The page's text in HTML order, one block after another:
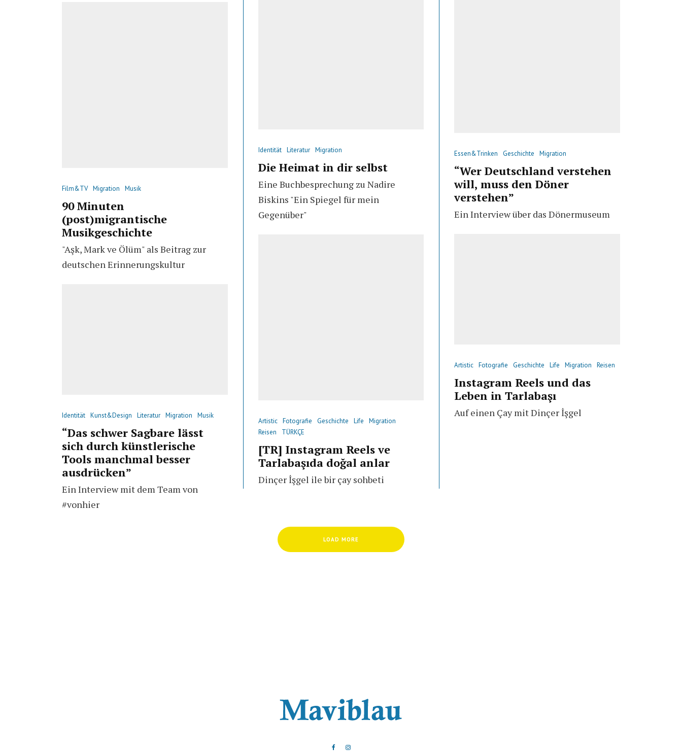
Film&TV Migration Musik
90 Minuten
(post)migrantische
Musikgeschichte
"Aşk, Mark ve Ölüm" als Beitrag zur
deutschen Erinnerungskultur
Identität Kunst&Design Literatur Migration Musik
“Das schwer Sagbare lässt
sich durch künstlerische
Tools manchmal besser
ausdrücken”
Ein Interview mit dem Team von
#vonhier
Identität Literatur Migration
Die Heimat in dir selbst
Eine Buchbesprechung zu Nadire
Biskins "Ein Spiegel für mein
Gegenüber"
Artistic Fotografie Geschichte Life
Migration
Reisen
TÜRKÇE
[TR] Instagram Reels ve
Tarlabaşıda doğal anlar
Dinçer İşgel ile bir çay sohbeti
Essen&Trinken Geschichte Migration
“Wer Deutschland verstehen
will, muss den Döner
verstehen”
Ein Interview über das Dönermuseum
Artistic Fotografie Geschichte Life Migration Reisen
Instagram Reels und das
Leben in Tarlabaşı
Auf einen Çay mit Dinçer İşgel
LOAD MORE